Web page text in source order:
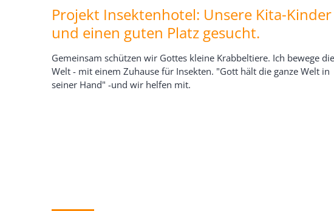
Projekt Insektenhotel: Unsere Kita-
und einen guten Platz gesucht.
Gemeinsam schützen wir Gottes kleine Krabbeltiere. Ich bewege die
Welt - mit einem Zuhause für Insekten. "Gott hält die ganze Welt in
seiner Hand" -und wir helfen mit.